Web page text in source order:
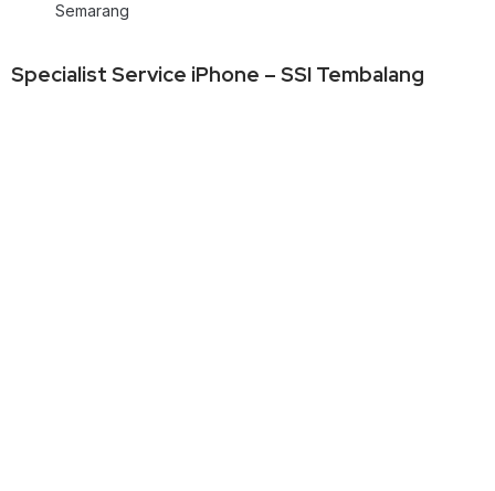
Semarang
Specialist Service iPhone – SSI Tembalang